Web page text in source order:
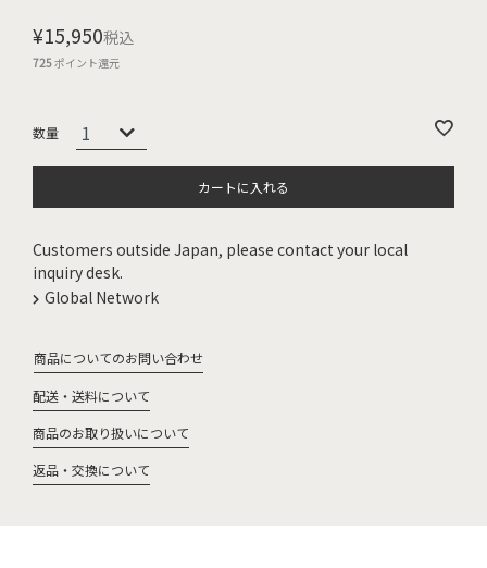
¥15,950税込
725ポイント還元
カートに入れる
Customers outside Japan, please contact your local
inquiry desk.
Global Network
商品についてのお問い合わせ
配送・送料について
商品のお取り扱いについて
返品・交換について